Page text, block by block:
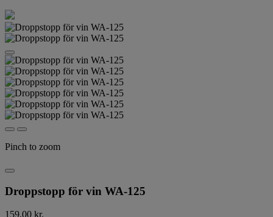
Pinch to zoom
Droppstopp för vin WA-125
159,00 kr.